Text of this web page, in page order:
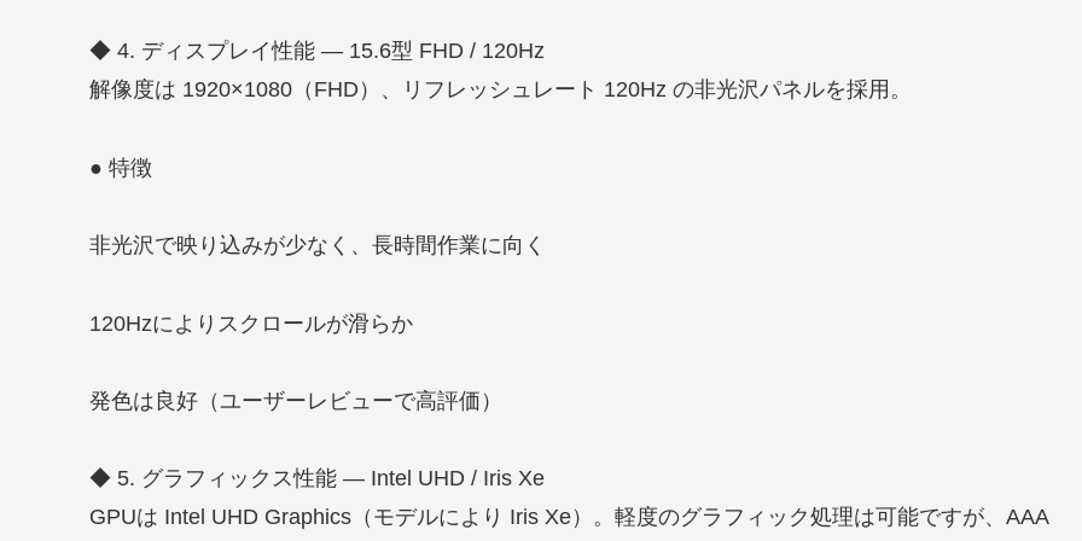
◆ 4. ディスプレイ性能 ― 15.6型 FHD / 120Hz
解像度は 1920×1080（FHD）、リフレッシュレート 120Hz の非光沢パネルを採用。
● 特徴
非光沢で映り込みが少なく、長時間作業に向く
120Hzによりスクロールが滑らか
発色は良好（ユーザーレビューで高評価）
◆ 5. グラフィックス性能 ― Intel UHD / Iris Xe
GPUは Intel UHD Graphics（モデルにより Iris Xe）。軽度のグラフィック処理は可能ですが、AAA